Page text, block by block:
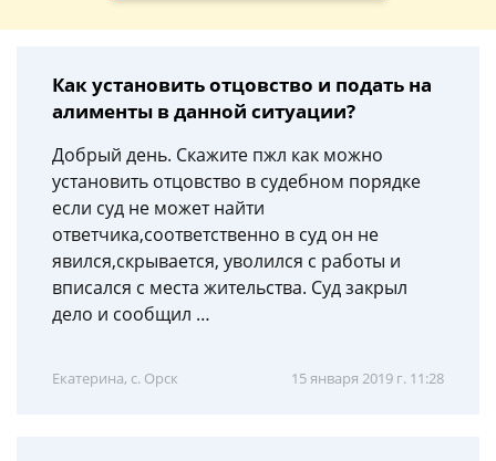
Как установить отцовство и подать на
алименты в данной ситуации?
Добрый день. Скажите пжл как можно
установить отцовство в судебном порядке
если суд не может найти
ответчика,соответственно в суд он не
явился,скрывается, уволился с работы и
вписался с места жительства. Суд закрыл
дело и сообщил …
Екатерина, с. Орск 15 января 2019 г. 11:28